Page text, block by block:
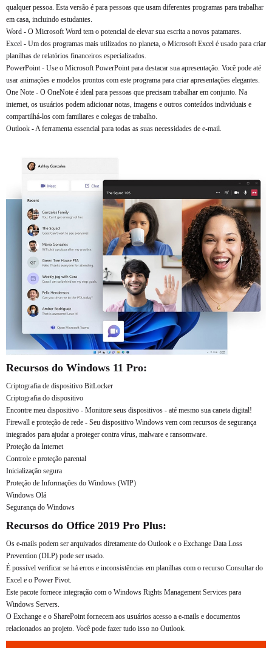
qualquer pessoa. Esta versão é para pessoas que usam diferentes programas para trabalhar
em casa, incluindo estudantes.
Word - O Microsoft Word tem o potencial de elevar sua escrita a novos patamares.
Excel - Um dos programas mais utilizados no planeta, o Microsoft Excel é usado para criar
planilhas de relatórios financeiros especializados.
PowerPoint - Use o Microsoft PowerPoint para destacar sua apresentação. Você pode até
usar animações e modelos prontos com este programa para criar apresentações elegantes.
One Note - O OneNote é ideal para pessoas que precisam trabalhar em conjunto. Na
internet, os usuários podem adicionar notas, imagens e outros conteúdos individuais e
compartilhá-los com familiares e colegas de trabalho.
Outlook - A ferramenta essencial para todas as suas necessidades de e-mail.
Recursos do Windows 11 Pro:
Criptografia de dispositivo BitLocker
Criptografia do dispositivo
Encontre meu dispositivo - Monitore seus dispositivos - até mesmo sua caneta digital!
Firewall e proteção de rede - Seu dispositivo Windows vem com recursos de segurança
integrados para ajudar a proteger contra vírus, malware e ransomware.
Proteção da Internet
Controle e proteção parental
Inicialização segura
Proteção de Informações do Windows (WIP)
Windows Olá
Segurança do Windows
Recursos do Office 2019 Pro Plus:
Os e-mails podem ser arquivados diretamente do Outlook e o Exchange Data Loss
Prevention (DLP) pode ser usado.
É possível verificar se há erros e inconsistências em planilhas com o recurso Consultar do
Excel e o Power Pivot.
Este pacote fornece integração com o Windows Rights Management Services para
Windows Servers.
O Exchange e o SharePoint fornecem aos usuários acesso a e-mails e documentos
relacionados ao projeto. Você pode fazer tudo isso no Outlook.